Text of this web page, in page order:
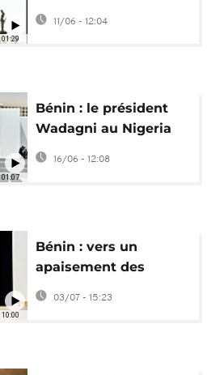
01:29
relancer les échanges
11/06 - 12:04
01:07
Bénin : le président
Wadagni au Nigeria
pour des entretiens
16/06 - 12:08
10:00
Bénin : vers un
apaisement des
tensions avec les pays
de l'AES [Africanews
03/07 - 15:23